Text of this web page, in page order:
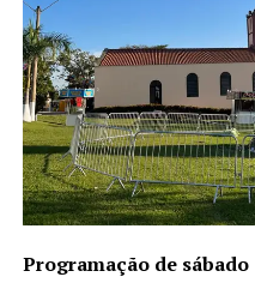
Programação de sábado